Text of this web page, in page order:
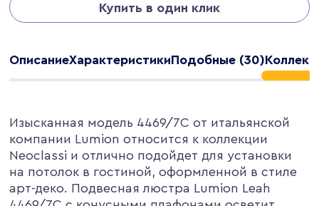
Купить в один клик
ОписаниеХарактеристикиПодобные (30)
Изысканная модель 4469/7C от итальянской
компании Lumion относится к коллекции
Neoclassi и отлично подойдет для установки
на потолок в гостиной, оформленной в стиле
арт-деко. Подвесная люстра Lumion Leah